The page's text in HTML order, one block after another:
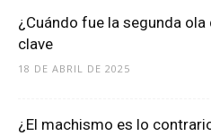
¿Cuándo fue la segunda
clave
18 DE ABRIL DE 2025
¿El machismo es lo